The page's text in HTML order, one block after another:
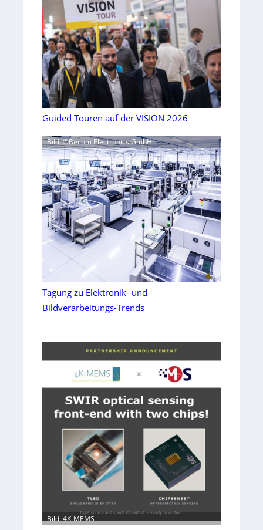
Guided Touren auf der VISION 2026
Bild: ©Becom Electronics GmbH
Tagung zu Elektronik- und
Bildverarbeitungs-Trends
Bild: 4K-MEMS